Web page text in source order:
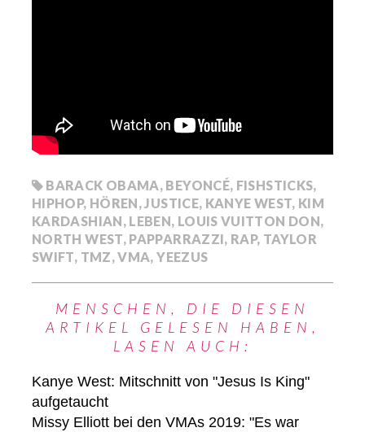
BARACK OBAMA, BEYONCÉ, FISHSTICKS,
HIPHOP, HÖREN,JUSTICE, KANYE WEST, KIM
KARDASHIAN, LEBEN, LOUIS VUITTON DON,
NORTH WEST, PAPPARRAZZI, RAP, TAYLOR
SWIFT, TMZ,VMA,YEEZUS
MENSCHEN, DIE DIESEN
ARTIKEL GELESEN HABEN,
LASEN AUCH:
Kanye West: Mitschnitt von "Jesus Is King"
aufgetaucht
Missy Elliott bei den VMAs 2019: "Es war